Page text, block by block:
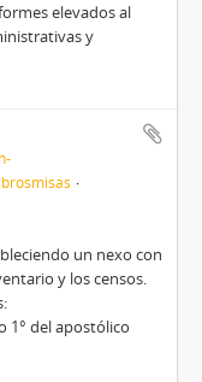
elevados al
y
un nexo con
y los censos.
1° del apostólico